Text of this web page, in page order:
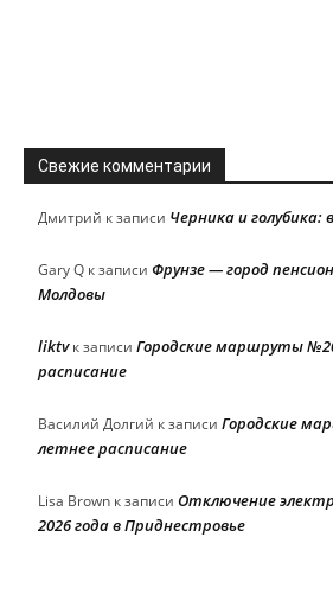
Свежие комментарии
Дмитрий к записи Черника и голубика:
Gary Q к записи Фрунзе — город
Молдовы
liktvк записи Городские маршруты
расписание
Василий Долгий к записи Городские
летнее расписание
Lisa Brown к записи Отключение
2026 года в Приднестровье